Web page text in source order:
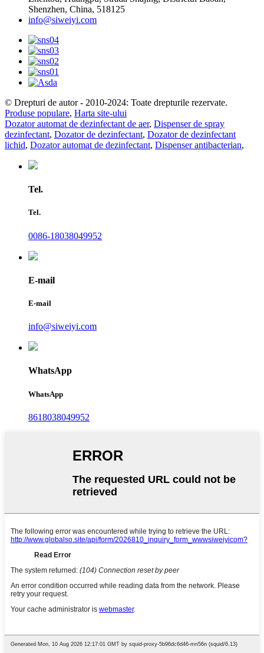
Shenzhen, China, 518125
info@siweiyi.com
© Drepturi de autor - 2010-2024: Toate drepturile rezervate.
Produse populare, Harta site-ului
Dozator automat de dezinfectant de aer, Dispenser de spray
dezinfectant, Dozator de dezinfectant, Dozator de dezinfectant
lichid, Dozator automat de dezinfectant, Dispenser antibacterian,
Tel.
Tel.
0086-18038049952
E-mail
E-mail
info@siweiyi.com
WhatsApp
WhatsApp
8618038049952